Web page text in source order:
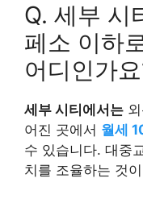
Q. 세부 시
페소 이하
어디인가
세부 시티에서는
어진 곳에서 월세
수 있습니다. 대중
치를 조율하는 것